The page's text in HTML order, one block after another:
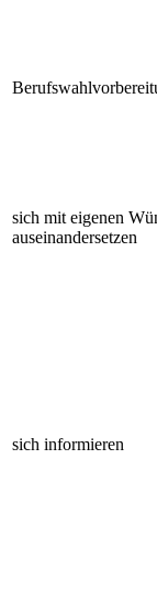
sich mit eigenen
auseinandersetzen
sich informieren